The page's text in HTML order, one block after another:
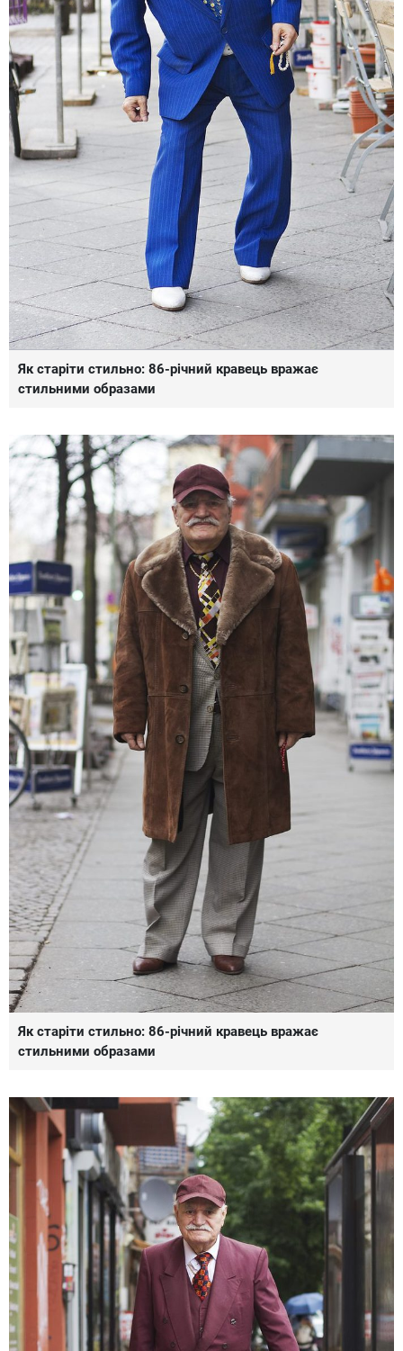
Як старіти стильно: 86-річний кравець вражає
стильними образами
Як старіти стильно: 86-річний кравець вражає
стильними образами